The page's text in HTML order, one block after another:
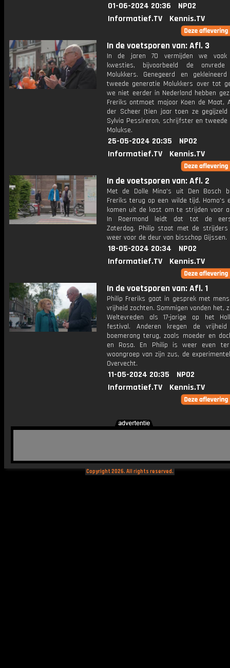
01-06-2024 20:36
NPO2
Informatief.TV
Kennis.TV
In de voetsporen van: Afl. 3
In de jaren 70 vermijden we vaak
kwesties, bijvoorbeeld de
Molukkers. Genegeerd en
tweede generatie Molukkers over tot
we niet eerder in Nederland hebben
Freriks ontmoet majoor Koen de Maat,
der Scheer (tien jaar toen ze
Sylvia Pessireron, schrijfster en tweede
Molukse.
25-05-2024 20:35
NPO2
Informatief.TV
Kennis.TV
In de voetsporen van: Afl. 2
Met de Dolle Mina's uit Den Bosch
Freriks terug op een wilde tijd. Homo's
komen uit de kast om te strijden voor
In Roermond leidt dat tot de
Zaterdag. Philip staat met de
weer voor de deur van bisschop Gijssen.
18-05-2024 20:34
NPO2
Informatief.TV
Kennis.TV
In de voetsporen van: Afl. 1
Philip Freriks gaat in gesprek met
vrijheid zochten. Sommigen vonden het,
Weltevreden als 17-jarige op het
festival. Anderen kregen de
boemerang terug, zoals moeder en
en Rosa. En Philip is weer even
woongroep van zijn zus, de
Overvecht.
11-05-2024 20:35
NPO2
Informatief.TV
Kennis.TV
Copyright 2026. All rights reserved.